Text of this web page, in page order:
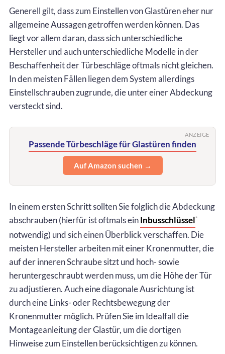
Generell gilt, dass zum Einstellen von Glastüren eher nur
allgemeine Aussagen getroffen werden können. Das
liegt vor allem daran, dass sich unterschiedliche
Hersteller und auch unterschiedliche Modelle in der
Beschaffenheit der Türbeschläge oftmals nicht gleichen.
In den meisten Fällen liegen dem System allerdings
Einstellschrauben zugrunde, die unter einer Abdeckung
versteckt sind.
ANZEIGE
Passende Türbeschläge für Glastüren finden
Auf Amazon suchen →
In einem ersten Schritt sollten Sie folglich die Abdeckung
abschrauben (hierfür ist oftmals einInbusschlüssel*
notwendig) und sich einen Überblick verschaffen. Die
meisten Hersteller arbeiten mit einer Kronenmutter, die
auf der inneren Schraube sitzt und hoch- sowie
heruntergeschraubt werden muss, um die Höhe der Tür
zu adjustieren. Auch eine diagonale Ausrichtung ist
durch eine Links- oder Rechtsbewegung der
Kronenmutter möglich. Prüfen Sie im Idealfall die
Montageanleitung der Glastür, um die dortigen
Hinweise zum Einstellen berücksichtigen zu können.